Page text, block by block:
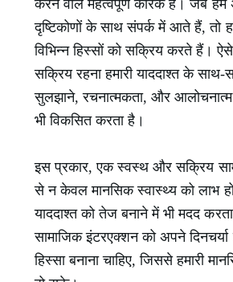
करने वाले महत्वपूर्ण कारक हैं। जब
दृष्टिकोणों के साथ संपर्क में आते हैं, तो
विभिन्न हिस्सों को सक्रिय करते हैं। ऐसे
सक्रिय रहना हमारी याददाश्त के साथ-
सुलझाने, रचनात्मकता, और
भी विकसित करता है।
इस प्रकार, एक स्वस्थ और सक्रिय
से न केवल मानसिक स्वास्थ्य को लाभ
याददाश्त को तेज बनाने में भी मदद
सामाजिक इंटरएक्शन को अपने दिनचर्या
हिस्सा बनाना चाहिए, जिससे हमारी